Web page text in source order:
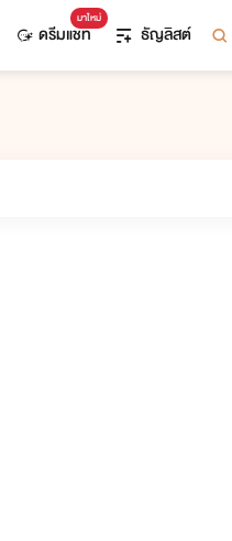
มาใหม่
ดรีมแชท ธัญลิสต์